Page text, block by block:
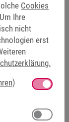
Cookies
Um Ihre
nicht
erst